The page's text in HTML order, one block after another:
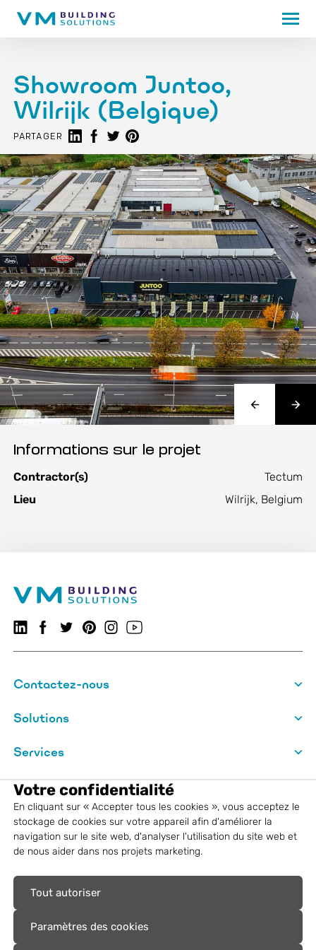
Showroom Juntoo,
Wilrijk (Belgique)
PARTAGER Partager sur LinkedIn
Partager sur Facebook
Share on Twitter
Share on Pinterest
Informations sur le projet
Contractor(s)
Tectum
Lieu
Wilrijk, Belgium
Suivez-nous sur LinkedIn
Suivez-nous sur Facebook
VMBSO.general.social.twitter.follow
VMBSO.general.social.pinterest.follow
Suivez-nous sur Instagram
Visitez notre chaîne YouTube
Contactez-nous
Solutions
Services
VM Building Solutions
Informations légales
Autres
Marques déposées : VM Building
Solutions®, Aurubis®, Nordic Copper®
Votre confidentialité
En cliquant sur « Accepter tous les cookies », vous acceptez le
stockage de cookies sur votre appareil afin d'améliorer la
navigation sur le site web, d'analyser l'utilisation du site web et
de nous aider dans nos projets marketing.
Tout autoriser
Paramètres des cookies